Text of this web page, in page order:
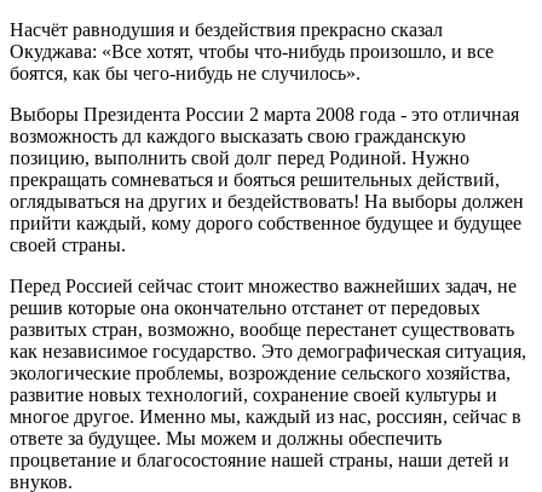
Насчёт равнодушия и бездействия прекрасно сказал
Окуджава: «Все хотят, чтобы что-нибудь произошло, и все
боятся, как бы чего-нибудь не случилось».
Выборы Президента России 2 марта 2008 года - это отличная
возможность дл каждого высказать свою гражданскую
позицию, выполнить свой долг перед Родиной. Нужно
прекращать сомневаться и бояться решительных действий,
оглядываться на других и бездействовать! На выборы должен
прийти каждый, кому дорого собственное будущее и будущее
своей страны.
Перед Россией сейчас стоит множество важнейших задач, не
решив которые она окончательно отстанет от передовых
развитых стран, возможно, вообще перестанет существовать
как независимое государство. Это демографическая ситуация,
экологические проблемы, возрождение сельского хозяйства,
развитие новых технологий, сохранение своей культуры и
многое другое. Именно мы, каждый из нас, россиян, сейчас в
ответе за будущее. Мы можем и должны обеспечить
процветание и благосостояние нашей страны, наши детей и
внуков.